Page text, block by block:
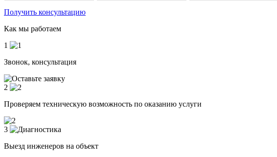
Получить консультацию
Как мы работаем
1
Звонок, консультация
2
Проверяем техническую возможность по оказанию услуги
3
Выезд инженеров на объект